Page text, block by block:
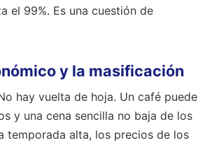
el 99%. Es una cuestión de
y la masificación
hay vuelta de hoja. Un café puede
y una cena sencilla no baja de los
temporada alta, los precios de los